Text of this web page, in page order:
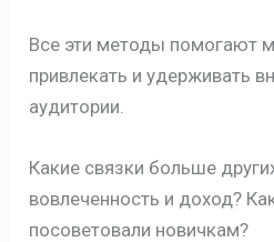
Все эти методы помогают
привлекать и удерживать
аудитории.
Какие связки больше
вовлеченность и доход?
посоветовали новичкам?